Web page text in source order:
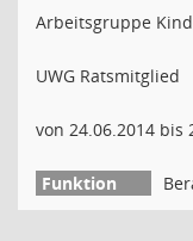
Arbeitsgruppe
UWG Ratsmitglied
von 24.06.2014 bis